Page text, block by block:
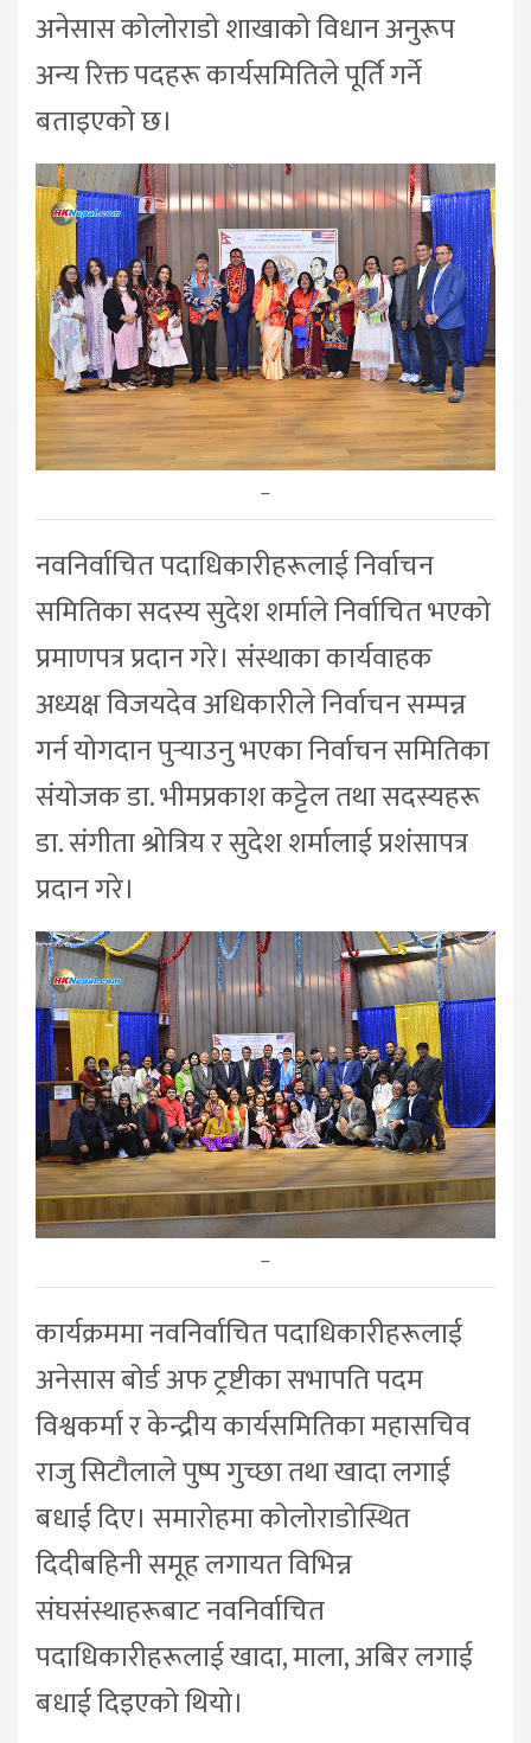
अनेसास कोलोराडो शाखाको विधान अनुरूप
अन्य रिक्त पदहरू कार्यसमितिले पूर्ति गर्ने
बताइएको छ।
–
नवनिर्वाचित पदाधिकारीहरूलाई निर्वाचन
समितिका सदस्य सुदेश शर्माले निर्वाचित भएको
प्रमाणपत्र प्रदान गरे। संस्थाका कार्यवाहक
अध्यक्ष विजयदेव अधिकारीले निर्वाचन सम्पन्न
गर्न योगदान पुर्‍याउनु भएका निर्वाचन समितिका
संयोजक डा. भीमप्रकाश कट्टेल तथा सदस्यहरू
डा. संगीता श्रोत्रिय र सुदेश शर्मालाई प्रशंसापत्र
प्रदान गरे।
–
कार्यक्रममा नवनिर्वाचित पदाधिकारीहरूलाई
अनेसास बोर्ड अफ ट्रष्टीका सभापति पदम
विश्वकर्मा र केन्द्रीय कार्यसमितिका महासचिव
राजु सिटौलाले पुष्प गुच्छा तथा खादा लगाई
बधाई दिए। समारोहमा कोलोराडोस्थित
दिदीबहिनी समूह लगायत विभिन्न
संघसंस्थाहरूबाट नवनिर्वाचित
पदाधिकारीहरूलाई खादा, माला, अबिर लगाई
बधाई दिइएको थियो।